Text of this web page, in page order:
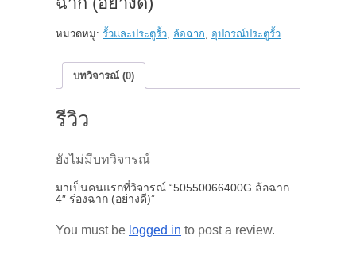
หมวดหมู่: รั้วและประตูรั้ว, ล้อฉาก, อุปกรณ์ประตูรั้ว
บทวิจารณ์ (0)
รีวิว
ยังไม่มีบทวิจารณ์
มาเป็นคนแรกที่วิจารณ์ “50550066400G ล้อฉาก
4″ ร่องฉาก (อย่างดี)”
You must be logged in to post a review.